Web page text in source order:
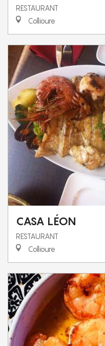
RESTAURANT
Collioure
CASA LÉON
RESTAURANT
Collioure